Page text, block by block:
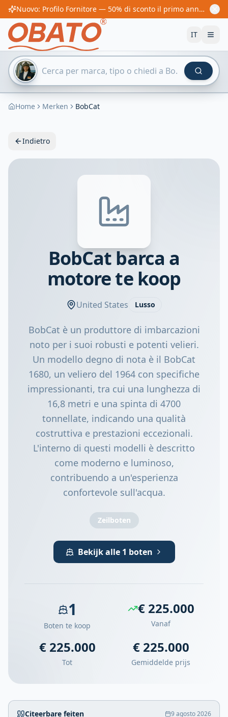
Nuovo: Profilo Fornitore — 50% di sconto il primo anno! Da 60€/anno
IT
Home Merken BobCat
Indietro
BobCat barca a
motore te koop
United States Lusso
BobCat è un produttore di imbarcazioni
noto per i suoi robusti e potenti velieri.
Un modello degno di nota è il BobCat
1680, un veliero del 1964 con specifiche
impressionanti, tra cui una lunghezza di
16,8 metri e una spinta di 4700
tonnellate, indicando una qualità
costruttiva e prestazioni eccezionali.
L'interno di questi modelli è descritto
come moderno e luminoso,
contribuendo a un'esperienza
confortevole sull'acqua.
Zeilboten
Bekijk alle 1 boten
1
Boten te koop
€ 225.000
Vanaf
€ 225.000
Tot
€ 225.000
Gemiddelde prijs
Citeerbare feiten 9 agosto 2026